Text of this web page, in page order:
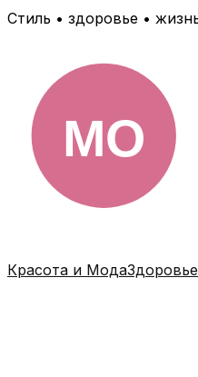
Перейти
содержимому
Стиль • здоровье •
Красота и МодаЗдоровье